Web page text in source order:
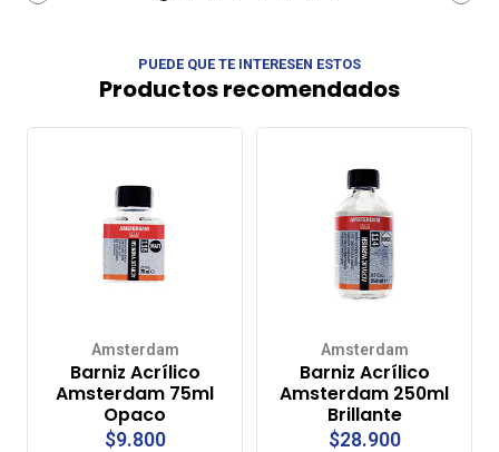
PUEDE QUE TE INTERESEN ESTOS
Productos recomendados
Amsterdam
Barniz Acrílico
Amsterdam 75ml
Opaco
$9.800
Amsterdam
Barniz Acrílico
Amsterdam 250ml
Brillante
$28.900